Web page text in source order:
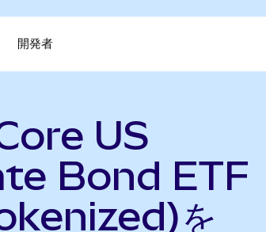
開発者
US
Bond ETF
を